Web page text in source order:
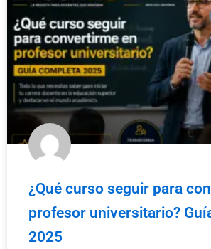
¿Qué curso seguir para
profesor universitario?
2025